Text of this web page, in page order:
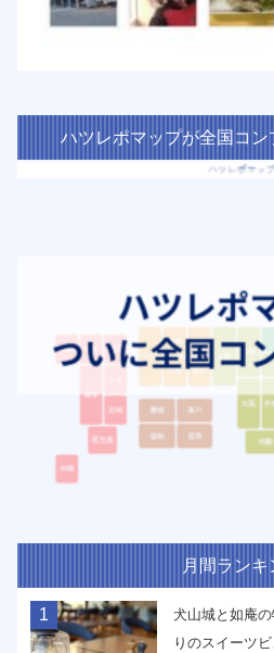
ハツレポマップが全国コン
月間ランキ
1
犬山城と如庵
りのスイーツ